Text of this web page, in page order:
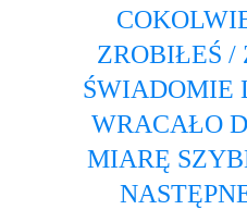
ZROBIŁEŚ /
ŚWIADOMIE
WRACAŁO
MIARĘ